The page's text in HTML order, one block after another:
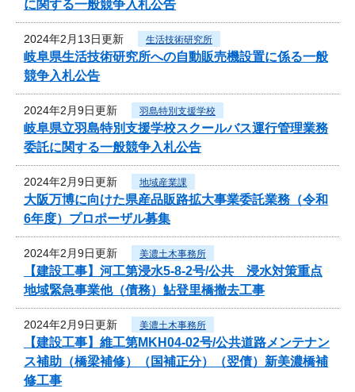
に関する一般競争入札公告
2024年2月13日更新 生活技術研究所
岐阜県生活技術研究所への自動販売機設置に係る一般
競争入札公告
2024年2月9日更新 羽島特別支援学校
岐阜県立羽島特別支援学校スクールバス運行管理業務
委託に関する一般競争入札公告
2024年2月9日更新 地域産業課
大阪万博に向けた県産品販路拡大事業委託業務（令和
6年度）プロポーザル募集
2024年2月9日更新 美濃土木事務所
【建設工事】河工第浸水5-8-2号/公共 浸水対策重点
地域緊急事業他（債務）鮎登里橋撤去工事
2024年2月9日更新 美濃土木事務所
【建設工事】維工第MKH04-02号/公共道路メンテナン
ス補助（橋梁補修）（国補正分）（翌債）新美濃橋補
修工事